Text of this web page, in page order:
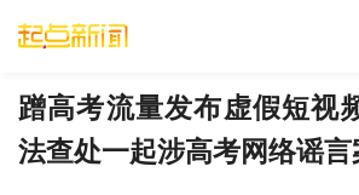
蹭高考流量发布虚假短视
法查处一起涉高考网络谣